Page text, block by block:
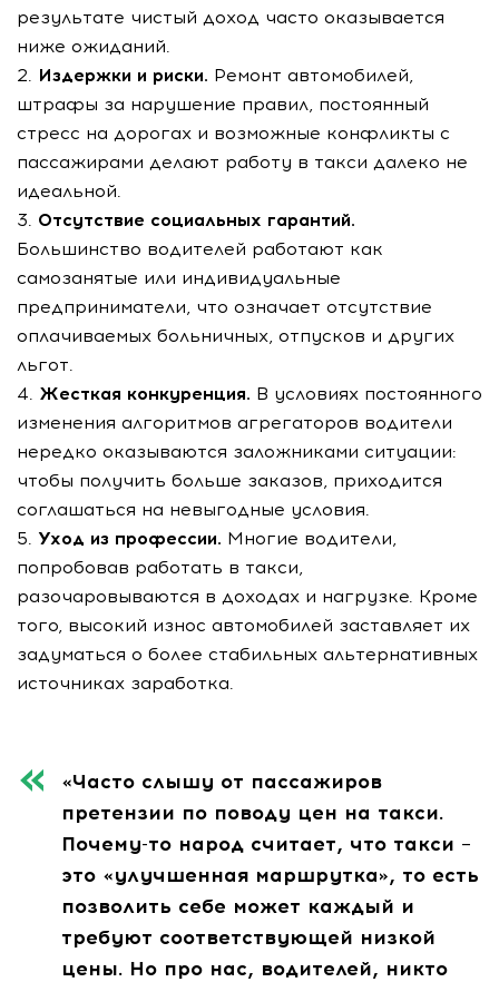
результате чистый доход часто оказывается
ниже ожиданий.
2. Издержки и риски. Ремонт автомобилей,
штрафы за нарушение правил, постоянный
стресс на дорогах и возможные конфликты с
пассажирами делают работу в такси далеко не
идеальной.
3. Отсутствие социальных гарантий.
Большинство водителей работают как
самозанятые или индивидуальные
предприниматели, что означает отсутствие
оплачиваемых больничных, отпусков и других
льгот.
4. Жесткая конкуренция. В условиях постоянного
изменения алгоритмов агрегаторов водители
нередко оказываются заложниками ситуации:
чтобы получить больше заказов, приходится
соглашаться на невыгодные условия.
5. Уход из профессии. Многие водители,
попробовав работать в такси,
разочаровываются в доходах и нагрузке. Кроме
того, высокий износ автомобилей заставляет их
задуматься о более стабильных альтернативных
источниках заработка.
«Часто слышу от пассажиров
претензии по поводу цен на такси.
Почему-то народ считает, что такси –
это «улучшенная маршрутка», то есть
позволить себе может каждый и
требуют соответствующей низкой
цены. Но про нас, водителей, никто